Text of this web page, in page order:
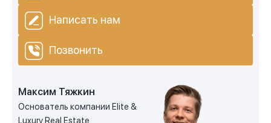
Написать нам
Позвонить
Максим Тяжкин
Основатель компании Elite &
Luxury Real Estate